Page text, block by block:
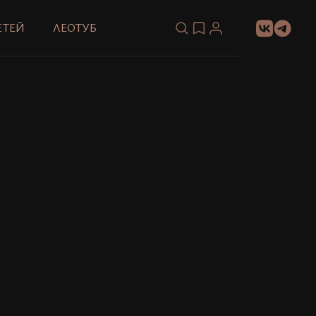
ЛЕОТУБ